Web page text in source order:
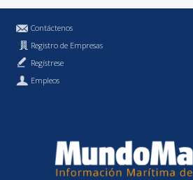
Contáctenos
Registro de Empresas
Regístrese
Empleos